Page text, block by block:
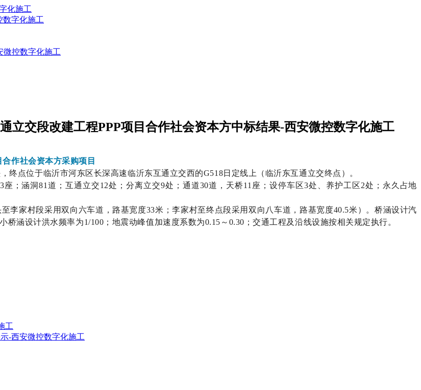
化施工
数字化施工
微控数字化施工
立交段改建工程PPP项目合作社会资本方中标结果-西安微控数字化施工
作社会资本方采购项目
点位于临沂市河东区长深高速临沂东互通立交西的G518日定线上（临沂东互通立交终点）。
；涵洞81道；互通立交12处；分离立交9处；通道30道，天桥11座；设停车区3处、养护工区2处；永久占地
李家村段采用双向六车道，路基宽度33米；李家村至终点段采用双向八车道，路基宽度40.5米）。桥涵设计汽
涵设计洪水频率为1/100；地震动峰值加速度系数为0.15～0.30；交通工程及沿线设施按相关规定执行。
工
-西安微控数字化施工